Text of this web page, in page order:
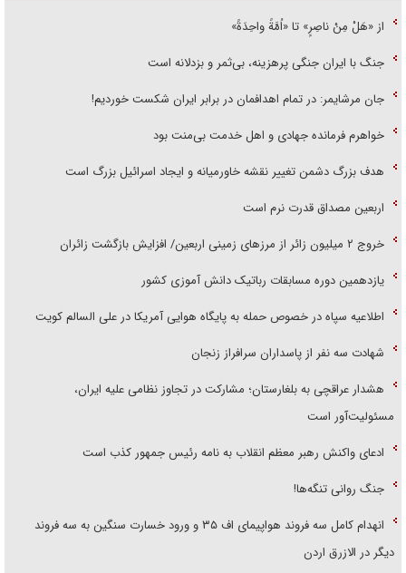
از «هَلْ مِنْ ناصِرٍ» تا «اُمَّةً واحِدَةً»
جنگ با ایران جنگی پرهزینه، بی‌ثمر و بزدلانه است
جان مرشایمر: در تمام اهدافمان در برابر ایران شکست خوردیم!
خواهرم فرمانده جهادی و اهل خدمت بی‌منت بود
هدف بزرگ دشمن تغییر نقشه خاورمیانه و ایجاد اسرائیل بزرگ است
اربعین مصداق قدرت نرم است
‌خروج ۲ میلیون زائر از مرز‌های زمینی اربعین/ افزایش بازگشت زائران
یازدهمین دوره مسابقات رباتیک دانش آموزی کشور
اطلاعیه سپاه در خصوص حمله به پایگاه هوایی آمریکا در علی السالم کویت
شهادت سه نفر از پاسداران سرافراز زنجان
هشدار عراقچی به بلغارستان؛ مشارکت در تجاوز نظامی علیه ایران،
مسئولیت‌آور است
ادعای واکنش رهبر معظم انقلاب به نامه رئیس جمهور کذب است
جنگ روانی تنگه‌ها!
انهدام کامل سه فروند هواپیمای اف ۳۵ و ورود خسارت سنگین به سه فروند
دیگر در الازرق اردن